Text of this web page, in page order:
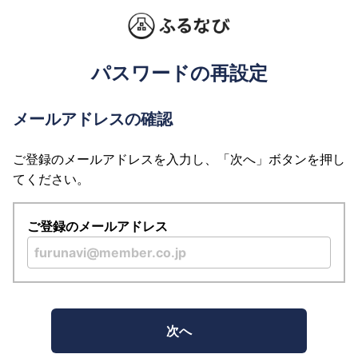
パスワードの再設定
メールアドレスの確認
ご登録のメールアドレスを入力し、「次へ」ボタンを押し
てください。
ご登録のメールアドレス